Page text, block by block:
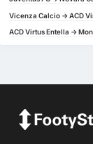
Vicenza Calcio -> ACD
ACD Virtus Entella ->